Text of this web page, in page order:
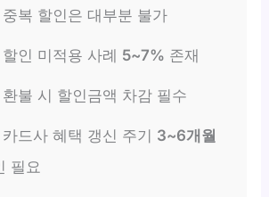
중복 할인은 대부분 불가
할인 미적용 사례 5~7% 존재
환불 시 할인금액 차감 필수
카드사 혜택 갱신 주기 3~6개월
필요